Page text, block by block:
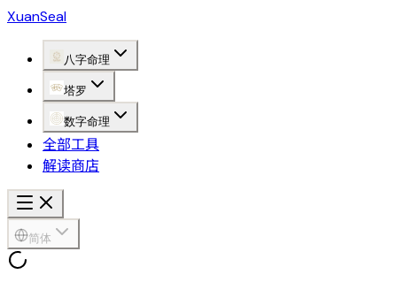
XuanSeal
八字命理
塔罗
数字命理
全部工具
解读商店
简体